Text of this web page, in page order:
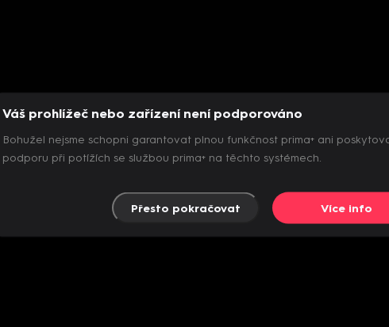
Váš prohlížeč nebo zařízení není podporováno
Bohužel nejsme schopni garantovat plnou funkčnost prima+ ani
podporu při potížích se službou prima+ na těchto systémech.
Přesto pokračovat Více info